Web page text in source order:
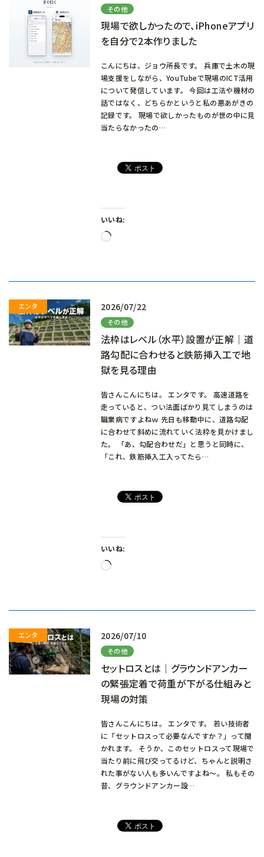
その他
現場で欲しかったので、iPhoneアプリ
を自分で2本作りました
こんにちは、ジョウ所長です。 兵庫で土木の現
場支援をしながら、YouTubeで現場のICT活用
について発信しています。 今回は工法や機材の
話ではなく、どちらかというと私の悪あがきの
記録です。 現場で欲しかったものが世の中に見
当たらなかったの…
いいね:
読
2026/07/22
その他
法枠はレベル（水平）設置が正解｜道
路勾配に合わせると鉄筋挿入工で地
獄を見る理由
皆さんこんにちは。 エンタです。 高速道路を
走っていると、つい法面ばかり見てしまうのは
職業病ですよねｗ 先日も移動中に、道路勾配
に合わせて斜めに流れていく法枠を見かけまし
た。 「あ、勾配合わせだ」と思うと同時に、
「これ、鉄筋挿入工入ってたら…
いいね:
読
2026/07/10
その他
セットロスとは｜グラウンドアンカー
の緊張定着で荷重が下がる仕組みと
現場の対策
皆さんこんにちは。 エンタです。 若い技術者
に「セットロスって必要なんですか？」って聞
かれます。 そうか、このセットロスって現場で
当たり前に飛び交ってるけど、ちゃんと説明さ
れた事がない人も多いんですよね～。 私もその
昔、グラウンドアンカー設…